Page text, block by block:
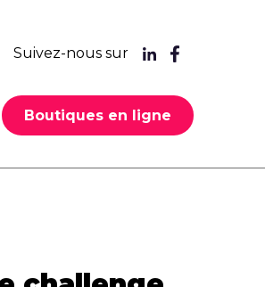
Suivez-nous sur
Boutiques en ligne